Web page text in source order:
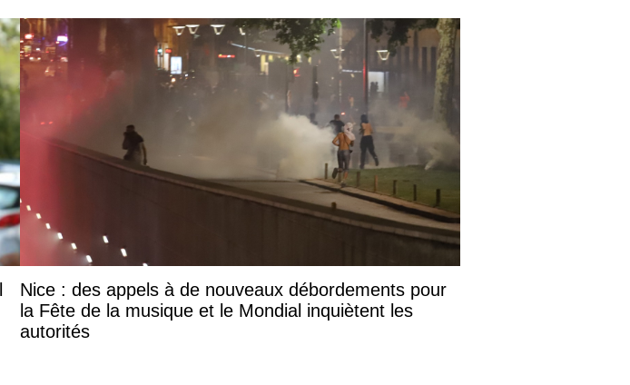
Nice : des appels à de nouveaux débordements pour
la Fête de la musique et le Mondial inquiètent les
autorités